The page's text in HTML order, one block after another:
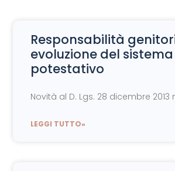
Responsabilità
evoluzione del sistema
potestativo
Novità al D. Lgs. 28 dicembre 2013
LEGGI TUTTO»